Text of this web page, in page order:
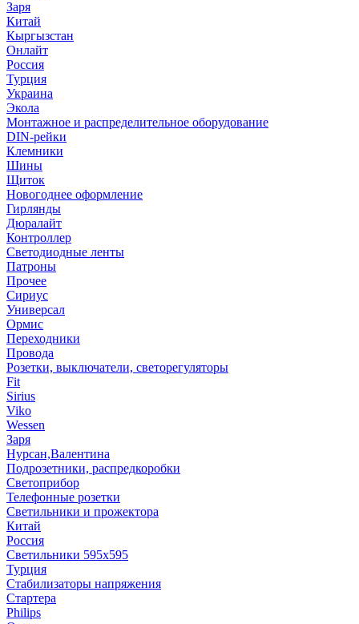
Заря
Китай
Кыргызстан
Онлайт
Россия
Турция
Украина
Экола
Монтажное и распределительное оборудование
DIN-рейки
Клемники
Шины
Щиток
Новогоднее оформление
Гирлянды
Дюралайт
Контроллер
Светодиодные ленты
Патроны
Прочее
Сириус
Универсал
Ормис
Переходники
Провода
Розетки, выключатели, светорегуляторы
Fit
Sirius
Viko
Wessen
Заря
Нурсан,Валентина
Подрозетники, распредкоробки
Светоприбор
Телефонные розетки
Светильники и прожектора
Китай
Россия
Светильники 595х595
Турция
Стабилизаторы напряжения
Стартера
Philips